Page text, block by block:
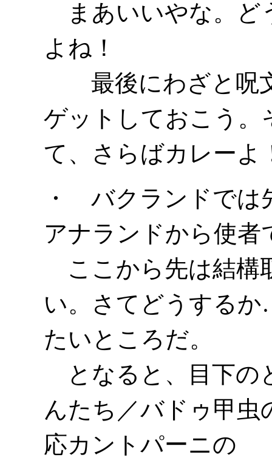
まあいいやな。ど
よね！
最後にわざと呪文
ゲットしておこう。
て、さらばカレーよ
・ バクランドでは
アナランドから使
ここから先は結構
い。さてどうする
たいところだ。
となると、目下の
んたち／バドゥ甲虫
応カントパーニの